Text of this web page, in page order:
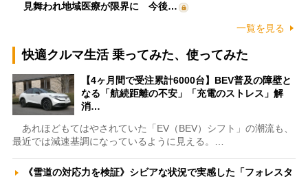
見舞われ地域医療が限界に 今後…
一覧を見る
快適クルマ生活 乗ってみた、使ってみた
【4ヶ月間で受注累計6000台】BEV普及の障壁と
なる「航続距離の不安」「充電のストレス」解
消…
あれほどもてはやされていた「EV（BEV）シフト」の潮流も、
最近では減速基調になっているように見える。…
《雪道の対応力を検証》シビアな状況で実感した「フォレスタ